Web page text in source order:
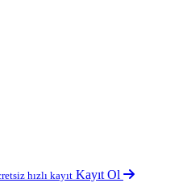
hızlı kayıt Kayıt Ol